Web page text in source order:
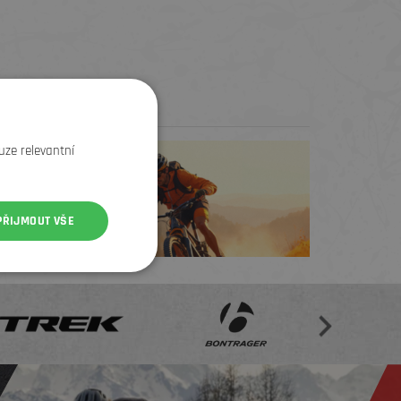
Test centrum
relevantní
VŠE